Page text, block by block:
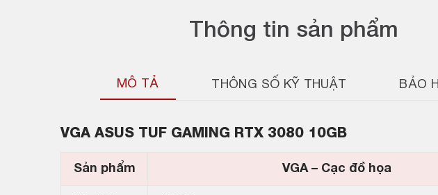
Thông tin sản phẩm
MÔ TẢ THÔNG SỐ KỸ THUẬT BẢO
VGA ASUS TUF GAMING RTX 3080 10GB
Sản phẩm VGA – Cạc đồ họa